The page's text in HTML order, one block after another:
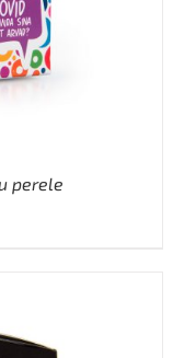
perele